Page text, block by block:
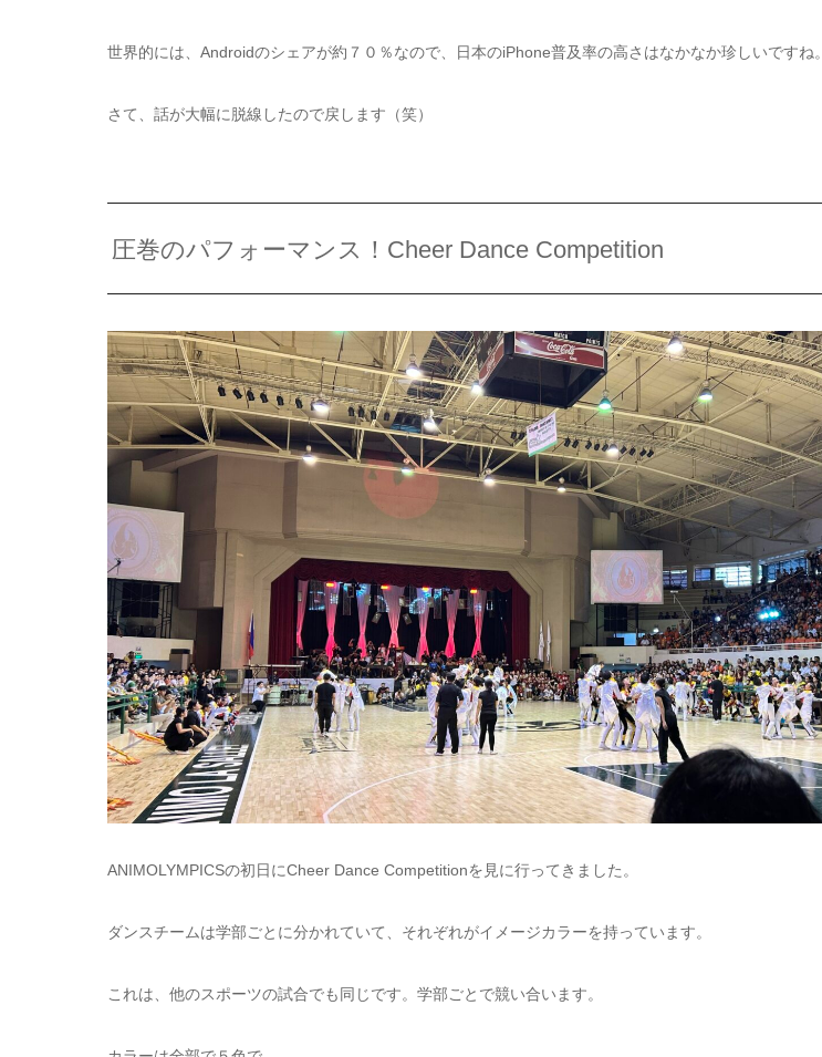
世界的には、Androidのシェアが約７０％なので、日本のiPhone普及率の高さはなかなか珍しいですね。
さて、話が大幅に脱線したので戻します（笑）
圧巻のパフォーマンス！Cheer Dance Competition
ANIMOLYMPICSの初日にCheer Dance Competitionを見に行ってきました。
ダンスチームは学部ごとに分かれていて、それぞれがイメージカラーを持っています。
これは、他のスポーツの試合でも同じです。学部ごとで競い合います。